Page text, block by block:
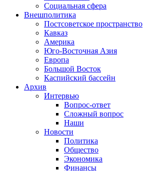
Социальная сфера
Внешполитика
Постсоветское пространство
Кавказ
Америка
Юго-Восточная Азия
Европа
Большой Восток
Каспийский бассейн
Архив
Интервью
Вопрос-ответ
Сложный вопрос
Наши
Новости
Политика
Общество
Экономика
Финансы